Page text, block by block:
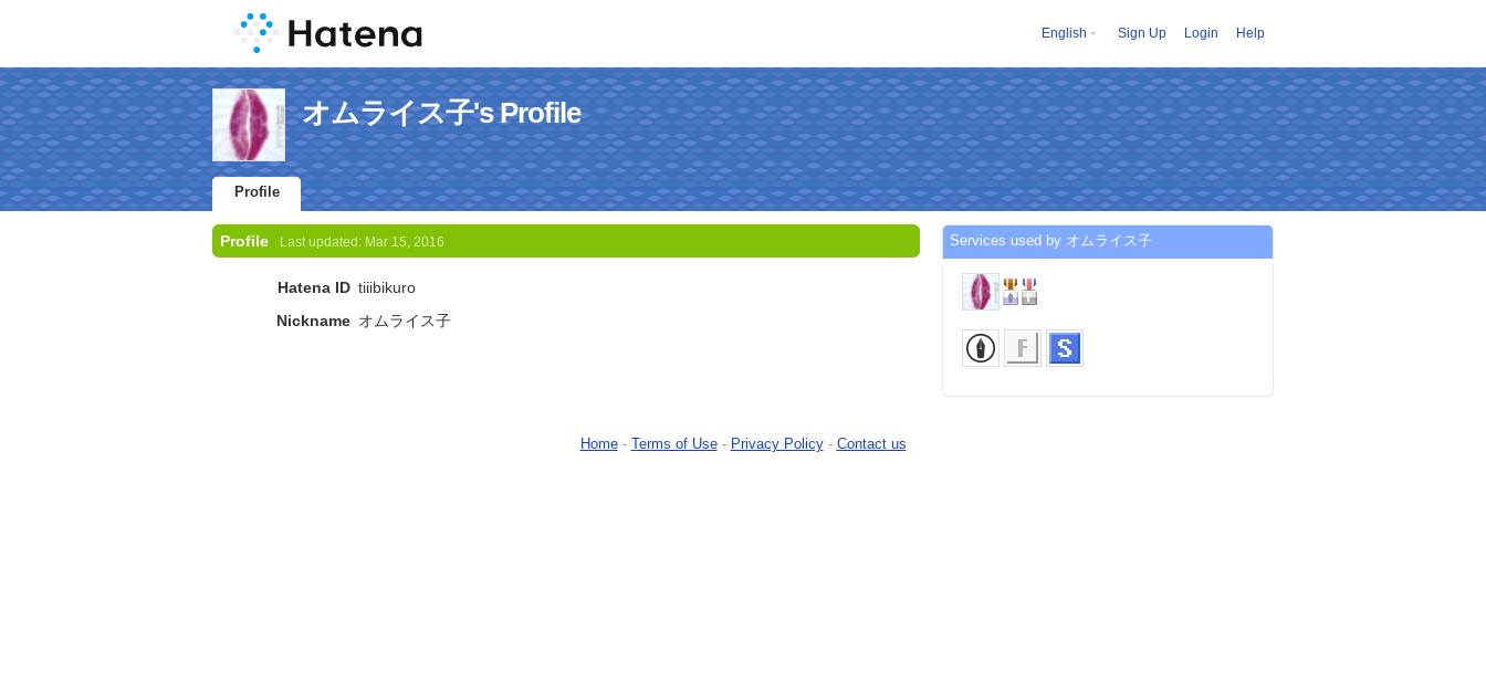
English Sign Up Login Help
オムライス子's Profile
Profile
Profile Last updated: Mar 15, 2016
Hatena ID tiiibikuro
Nickname オムライス子
Services used by オムライス子
Home- Terms of Use- Privacy Policy- Contact us